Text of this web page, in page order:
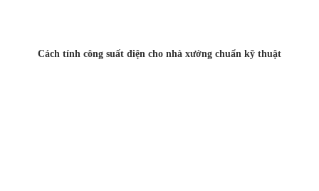
Cách tính công suất điện cho nhà xưởng chuẩn kỹ thuật